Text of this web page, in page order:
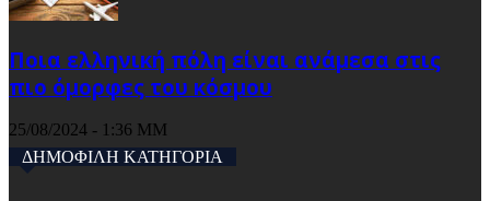
Ποια ελληνική πόλη είναι ανάμεσα στις
πιο όμορφες του κόσμου
25/08/2024 - 1:36 ΜΜ
ΔΗΜΟΦΙΛΗ ΚΑΤΗΓΟΡΙΑ